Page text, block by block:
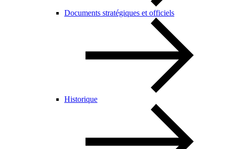
Documents stratégiques et officiels
Historique